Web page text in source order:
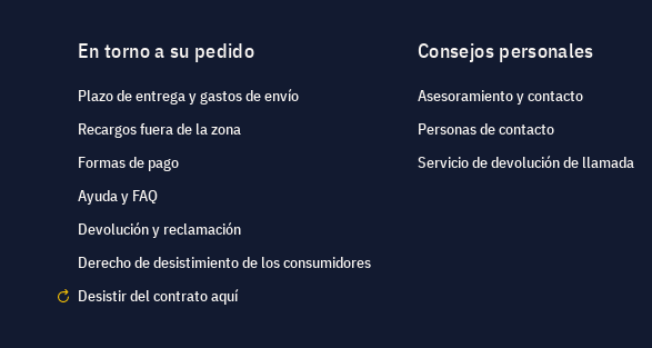
En torno a su pedido
Plazo de entrega y gastos de envío
Recargos fuera de la zona
Formas de pago
Ayuda y FAQ
Devolución y reclamación
Derecho de desistimiento de los consumidores
Desistir del contrato aquí
Consejos personales
Asesoramiento y contacto
Personas de contacto
Servicio de devolución de llamada